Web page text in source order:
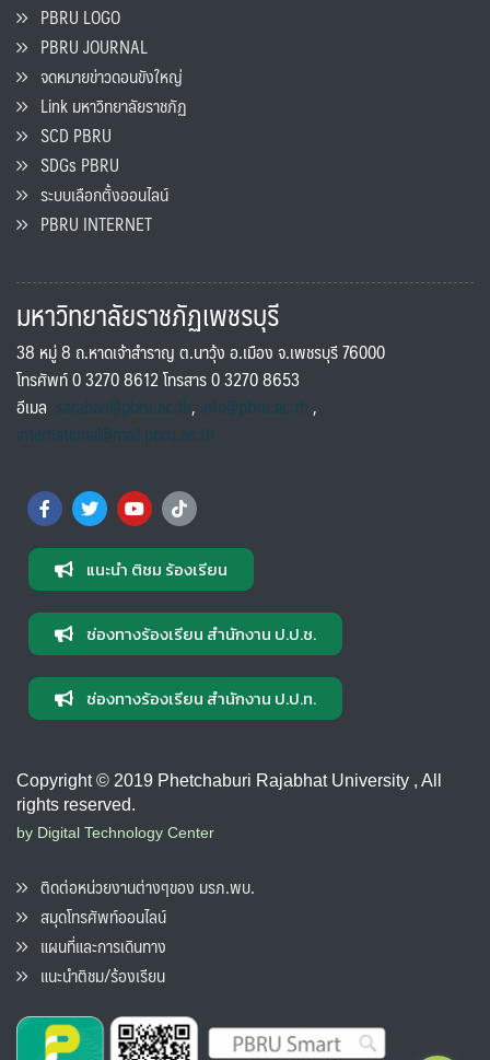
PBRU LOGO
PBRU JOURNAL
จดหมายข่าวดอนขังใหญ่
Link มหาวิทยาลัยราชภัฏ
SCD PBRU
SDGs PBRU
ระบบเลือกตั้งออนไลน์
PBRU INTERNET
มหาวิทยาลัยราชภัฏเพชรบุรี
38 หมู่ 8 ถ.หาดเจ้าสำราญ ต.นาวุ้ง อ.เมือง จ.เพชรบุรี 76000
โทรศัพท์ 0 3270 8612 โทรสาร 0 3270 8653
อีเมล saraban@pbru.ac.th, info@pbru.ac.th,
international@mail.pbru.ac.th
แนะนำ ติชม ร้องเรียน
ช่องทางร้องเรียน สำนักงาน ป.ป.ช.
ช่องทางร้องเรียน สำนักงาน ป.ป.ท.
Copyright © 2019 Phetchaburi Rajabhat University , All
rights reserved.
by Digital Technology Center
ติดต่อหน่วยงานต่างๆของ มรภ.พบ.
สมุดโทรศัพท์ออนไลน์
แผนที่และการเดินทาง
แนะนำติชม/ร้องเรียน